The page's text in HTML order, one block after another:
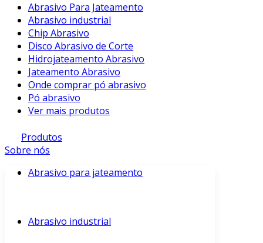
Abrasivo Para Jateamento
Abrasivo industrial
Chip Abrasivo
Disco Abrasivo de Corte
Hidrojateamento Abrasivo
Jateamento Abrasivo
Onde comprar pó abrasivo
Pó abrasivo
Ver mais produtos
Produtos
Sobre nós
Abrasivo para jateamento
Abrasivo industrial